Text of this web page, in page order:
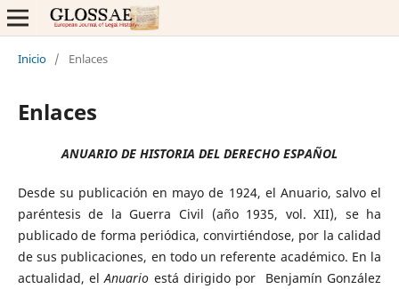
Inicio / Enlaces
Enlaces
ANUARIO DE HISTORIA DEL DERECHO ESPAÑOL
Desde su publicación en mayo de 1924, el Anuario, salvo el
paréntesis de la Guerra Civil (año 1935, vol. XII), se ha
publicado de forma periódica, convirtiéndose, por la calidad
de sus publicaciones, en todo un referente académico. En la
actualidad, elAnuario está dirigido por Benjamín González